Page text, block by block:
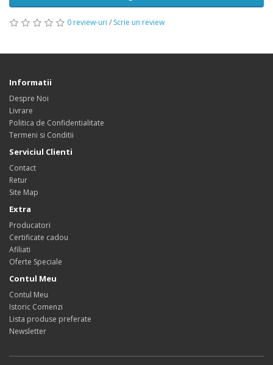
0 review-uri / Scrie un review
Informatii
Despre Noi
Livrare
Politica de Confidentialitate
Termeni si Conditii
Serviciul Clienti
Contact
Retur
Site Map
Extra
Producatori
Certificate cadou
Afiliati
Oferte Speciale
Contul Meu
Contul Meu
Istoric Comenzi
Lista produse preferate
Newsletter